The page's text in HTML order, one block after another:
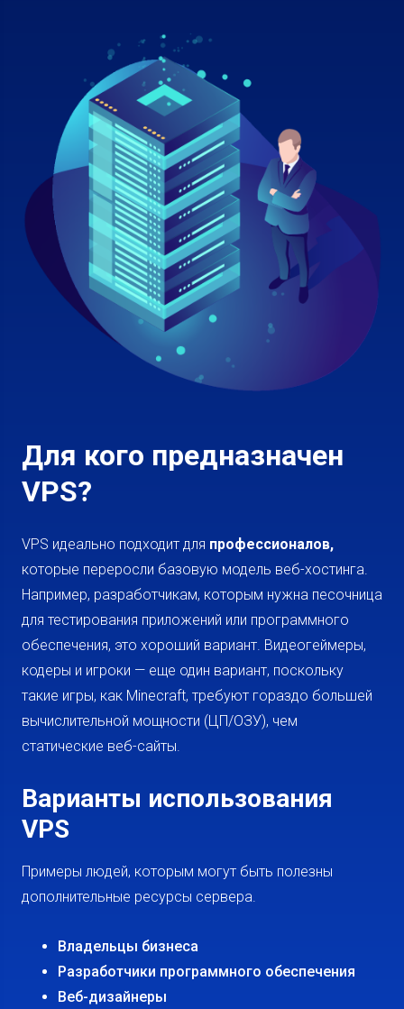
Для кого предназначен
VPS?
VPS идеально подходит для профессионалов,
которые переросли базовую модель веб-хостинга.
Например, разработчикам, которым нужна песочница
для тестирования приложений или программного
обеспечения, это хороший вариант. Видеогеймеры,
кодеры и игроки — еще один вариант, поскольку
такие игры, как Minecraft, требуют гораздо большей
вычислительной мощности (ЦП/ОЗУ), чем
статические веб-сайты.
Варианты использования
VPS
Примеры людей, которым могут быть полезны
дополнительные ресурсы сервера.
Владельцы бизнеса
Разработчики программного обеспечения
Веб-дизайнеры